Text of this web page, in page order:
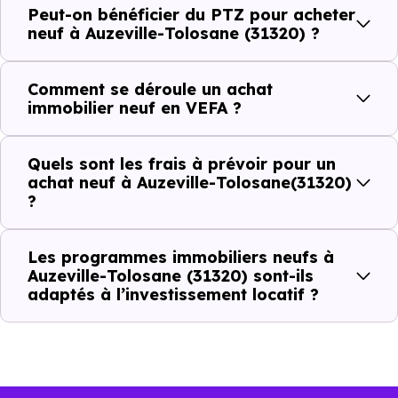
ou investir dans la commune.
Combien coûte un logement à Auzeville-
Tolosane (31320) ?
C'est souvent la première question. Voici les repères de
prix à connaître pour un achat immobilier à Auzeville-
Tolosane (31320) :
Prix
minimum
Prix
moyen
Prix
maximum
Peut-on bénéficier du PTZ pour acheter
neuf à Auzeville-Tolosane (31320) ?
Comment se déroule un achat
immobilier neuf en VEFA ?
Quels sont les frais à prévoir pour un
achat neuf à Auzeville-Tolosane(31320)
?
Les programmes immobiliers neufs à
Auzeville-Tolosane (31320) sont-ils
adaptés à l’investissement locatif ?